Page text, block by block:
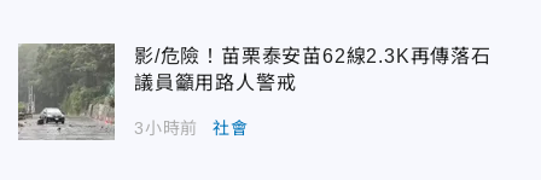
影/危險！苗栗泰安苗62線2.3K再傳落石
議員籲用路人警戒
3小時前 社會